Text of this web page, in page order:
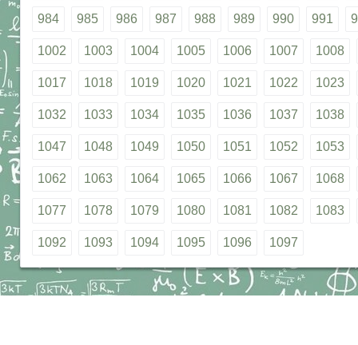
984 985 986 987 988 989 990 991
1002 1003 1004 1005 1006 1007 1008
1017 1018 1019 1020 1021 1022 1023
1032 1033 1034 1035 1036 1037 1038
1047 1048 1049 1050 1051 1052 1053
1062 1063 1064 1065 1066 1067 1068
1077 1078 1079 1080 1081 1082 1083
1092 1093 1094 1095 1096 1097